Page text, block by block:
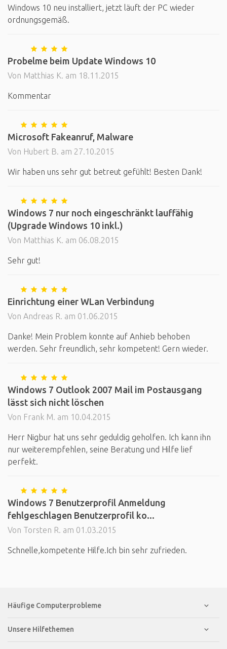
Windows 10 neu installiert, jetzt läuft der PC wieder
ordnungsgemäß.
Probelme beim Update Windows 10
Von Matthias K. am 18.11.2015
Kommentar
Microsoft Fakeanruf, Malware
Von Hubert B. am 27.10.2015
Wir haben uns sehr gut betreut gefühlt! Besten Dank!
Windows 7 nur noch eingeschränkt lauffähig
(Upgrade Windows 10 inkl.)
Von Matthias K. am 06.08.2015
Sehr gut!
Einrichtung einer WLan Verbindung
Von Andreas R. am 01.06.2015
Danke! Mein Problem konnte auf Anhieb behoben
werden. Sehr freundlich, sehr kompetent! Gern wieder.
Windows 7 Outlook 2007 Mail im Postausgang
lässt sich nicht löschen
Von Frank M. am 10.04.2015
Herr Nigbur hat uns sehr geduldig geholfen. Ich kann ihn
nur weiterempfehlen, seine Beratung und Hilfe lief
perfekt.
Windows 7 Benutzerprofil Anmeldung
fehlgeschlagen Benutzerprofil ko...
Von Torsten R. am 01.03.2015
Schnelle,kompetente Hilfe.Ich bin sehr zufrieden.
Häufige Computerprobleme
Unsere Hilfethemen